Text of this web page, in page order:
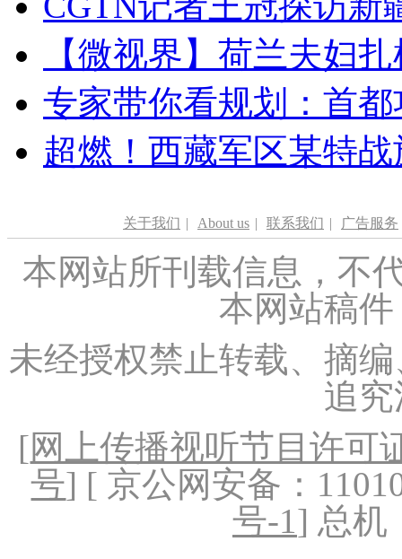
【微视界】荷兰夫妇
专家带你看规划：首
超燃！西藏军区某特
关于我们 | About us | 联系我们 | 广告服务
本网站所刊载信息，不
本网站稿
未经授权禁止转载、摘
追
[网上传播视听节目许可
号] [ 京公网安备：
号-1] 总机